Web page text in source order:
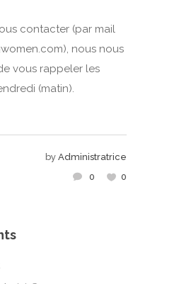
contacter (par mail
nous nous
vous rappeler les
(matin).
by Administratrice
0
0